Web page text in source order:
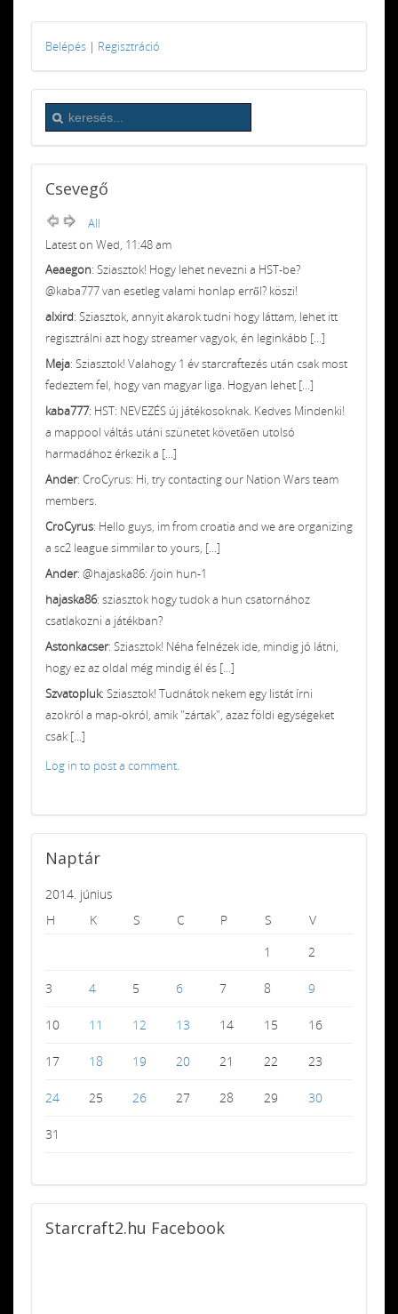
Belépés | Regisztráció
Csevegő
All
Latest on Wed, 11:48 am
Aeaegon: Sziasztok! Hogy lehet nevezni a HST-be?
@kaba777 van esetleg valami honlap erről? köszi!
alxird: Sziasztok, annyit akarok tudni hogy láttam, lehet itt
regisztrálni azt hogy streamer vagyok, én leginkább [...]
Meja: Sziasztok! Valahogy 1 év starcraftezés után csak most
fedeztem fel, hogy van magyar liga. Hogyan lehet [...]
kaba777: HST: NEVEZÉS új játékosoknak. Kedves Mindenki!
a mappool váltás utáni szünetet követően utolsó
harmadához érkezik a [...]
Ander: CroCyrus: Hi, try contacting our Nation Wars team
members.
CroCyrus: Hello guys, im from croatia and we are organizing
a sc2 league simmilar to yours, [...]
Ander: @hajaska86: /join hun-1
hajaska86: sziasztok hogy tudok a hun csatornához
csatlakozni a játékban?
Astonkacser: Sziasztok! Néha felnézek ide, mindig jó látni,
hogy ez az oldal még mindig él és [...]
Szvatopluk: Sziasztok! Tudnátok nekem egy listát írni
azokról a map-okról, amik "zártak", azaz földi egységeket
csak [...]
Log in to post a comment.
Naptár
2014. június
H
K S C P S
V
1
2
3 4 5 6 7 8 9
10 11 12 13 14 15 16
17 18 19 20 21 22 23
24 25 26 27 28 29 30
31
Starcraft2.hu Facebook